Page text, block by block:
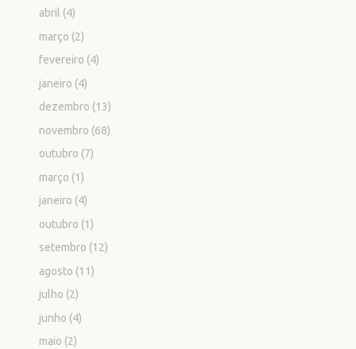
abril (4)
março (2)
fevereiro (4)
janeiro (4)
dezembro (13)
novembro (68)
outubro (7)
março (1)
janeiro (4)
outubro (1)
setembro (12)
agosto (11)
julho (2)
junho (4)
maio (2)